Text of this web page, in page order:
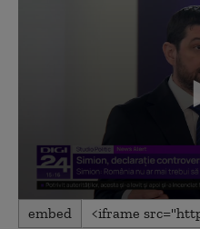
0
seconds
embed